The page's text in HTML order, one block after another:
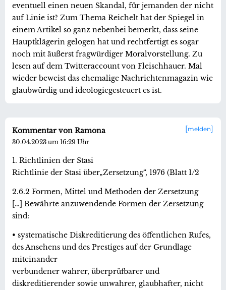
eventuell einen neuen Skandal, für jemanden der nicht
auf Linie ist? Zum Thema Reichelt hat der Spiegel in
einem Artikel so ganz nebenbei bemerkt, dass seine
Hauptklägerin gelogen hat und rechtfertigt es sogar
noch mit äußerst fragwürdiger Moralvorstellung. Zu
lesen auf dem Twitteraccount von Fleischhauer. Mal
wieder beweist das ehemalige Nachrichtenmagazin wie
glaubwürdig und ideologiegesteuert es ist.
melden
Kommentar von Ramona
30.04.2023 um 16:29 Uhr
1. Richtlinien der Stasi
Richtlinie der Stasi über„Zersetzung“, 1976 (Blatt 1/2
2.6.2 Formen, Mittel und Methoden der Zersetzung
[…] Bewährte anzuwendende Formen der Zersetzung
sind:
• systematische Diskreditierung des öffentlichen Rufes,
des Ansehens und des Prestiges auf der Grundlage
miteinander
verbundener wahrer, überprüfbarer und
diskreditierender sowie unwahrer, glaubhafter, nicht